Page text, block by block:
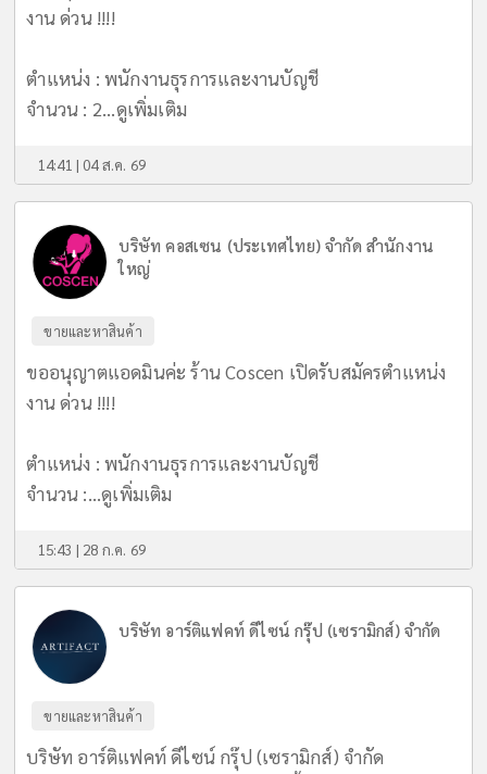
งาน ด่วน !!!!
ตำแหน่ง : พนักงานธุรการและงานบัญชี
จำนวน : 2...ดูเพิ่มเติม
14:41 | 04 ส.ค. 69
บริษัท คอสเซน (ประเทศไทย) จำกัด สำนักงาน
ใหญ่
ขายและหาสินค้า
ขออนุญาตแอดมินค่ะ ร้าน Coscen เปิดรับสมัครตำแหน่ง
งาน ด่วน !!!!
ตำแหน่ง : พนักงานธุรการและงานบัญชี
จำนวน :...ดูเพิ่มเติม
15:43 | 28 ก.ค. 69
บริษัท อาร์ติแฟคท์ ดีไซน์ กรุ๊ป (เซรามิกส์) จำกัด
ขายและหาสินค้า
บริษัท อาร์ติแฟคท์ ดีไซน์ กรุ๊ป (เซรามิกส์) จำกัด